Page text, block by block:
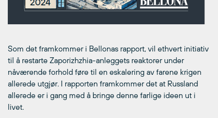
Som det framkommer i Bellonas rapport, vil ethvert initiativ
til å restarte Zaporizhzhia-anleggets reaktorer under
nåværende forhold føre til en eskalering av farene krigen
allerede utgjør. I rapporten framkommer det at Russland
allerede er i gang med å bringe denne farlige ideen ut i
livet.